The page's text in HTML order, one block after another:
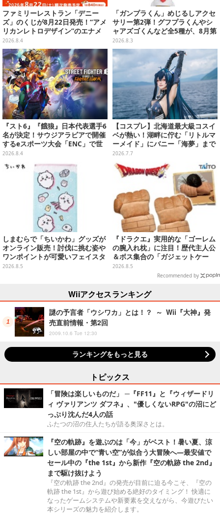
ファミリーレストラン「デニー
ズ」のくじが8月22日発売！“アメ
リカンレトロデザイン”のエナメ
ルバッグやTシャツなど、日常使
いできるグッズを用意
2026.8.4
「ガンプラくん」めじるしアクセ
サリー第2弾！グフプラくんやシ
ャアズゴくんなど全5種が、8月第
5週よりガシャポン展開
2026.8.3
『スト6』『餓狼』日本代表選手6
名が決定！サウジアラビアで開催
するeスポーツ大会「ENC」で世
界に挑む
2026.8.4
【コスプレ】北海道最大級コスイ
ベが熱い！湖畔に佇む「リトルマ
ーメイド」にバニー「海夢」まで
珠玉の美麗レイヤー12選【写真50
枚】
2026.7.7
しまむらで「ちいかわ」グッズが
オンライン販売！討伐に挑む姿や
ワンポイントが可愛いフェイスタ
オル、バスマットなど全14種
2026.8.5
『ドラクエ』実用的な「ゴーレム
の腕入れ枕」に注目！歴代主人公
＆ボス集合の「ガジェットケー
ス」ほか9プライズが8月順次展開
2026.8.5
Recommended by
Wiiアクセスランキング
謎の予言者「ウシワカ」とは！？ ～ Wii『大神』発
売直前情報・第2回
2009.10.6 Tue 12:30
ランキングをもっと見る
トピックス
「冒険は楽しいものだ」 ─『FF11』と『ウィザードリ
ィ ヴァリアンツ ダフネ』、"優しくないRPG"の沼にど
っぷり沈んだ4人の話
ふたつの沼の住人たちが語る奥深さとは。
『空の軌跡』を遊ぶのは「今」がベスト！暑い夏、涼
しい部屋の中で“青い空”が似合う大冒険へ―最安値で
セール中の『the 1st』から新作『空の軌跡 the 2nd』
まで駆け抜けよう
『空の軌跡 the 2nd』の発売が目前に迫る今こそ、『空の
軌跡 the 1st』から遊び始める絶好のタイミング！ 快適に
なったゲームシステムや新要素を交えながら、今遊びたい
本シリーズの魅力を紹介します。